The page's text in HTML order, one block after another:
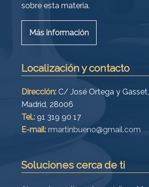
sobre esta materia.
Más información
Localización y contacto
Dirección: C/ José Ortega y
Madrid, 28006
Tel.: 91 319 90 17
E-mail: rmartinbueno@gmail.com
Soluciones cerca de ti